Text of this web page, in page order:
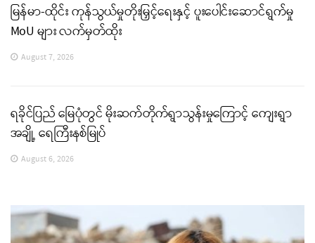
မြန်မာ-ထိုင်း ကုန်သွယ်မှုတိုးမြှင့်ရေးနှင့် ပူးပေါင်းဆောင်ရွက်မှု
MoU များ လက်မှတ်ထိုး
August 7, 2026
ရခိုင်ပြည် မြေပုံတွင် မိုးဆက်တိုက်ရွာသွန်းမှုကြောင့် ကျေးရွာ
အချို့ ရေကြီးနစ်မြုပ်
August 6, 2026